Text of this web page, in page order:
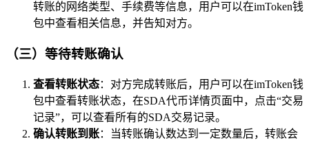
转账的网络类型、手续费等信息，用户可以在imToken钱
包中查看相关信息，并告知对方。
（三）等待转账确认
查看转账状态：对方完成转账后，用户可以在imToken钱
包中查看转账状态，在SDA代币详情页面中，点击“交易
记录”，可以查看所有的SDA交易记录。
确认转账到账：当转账确认数达到一定数量后，转账会